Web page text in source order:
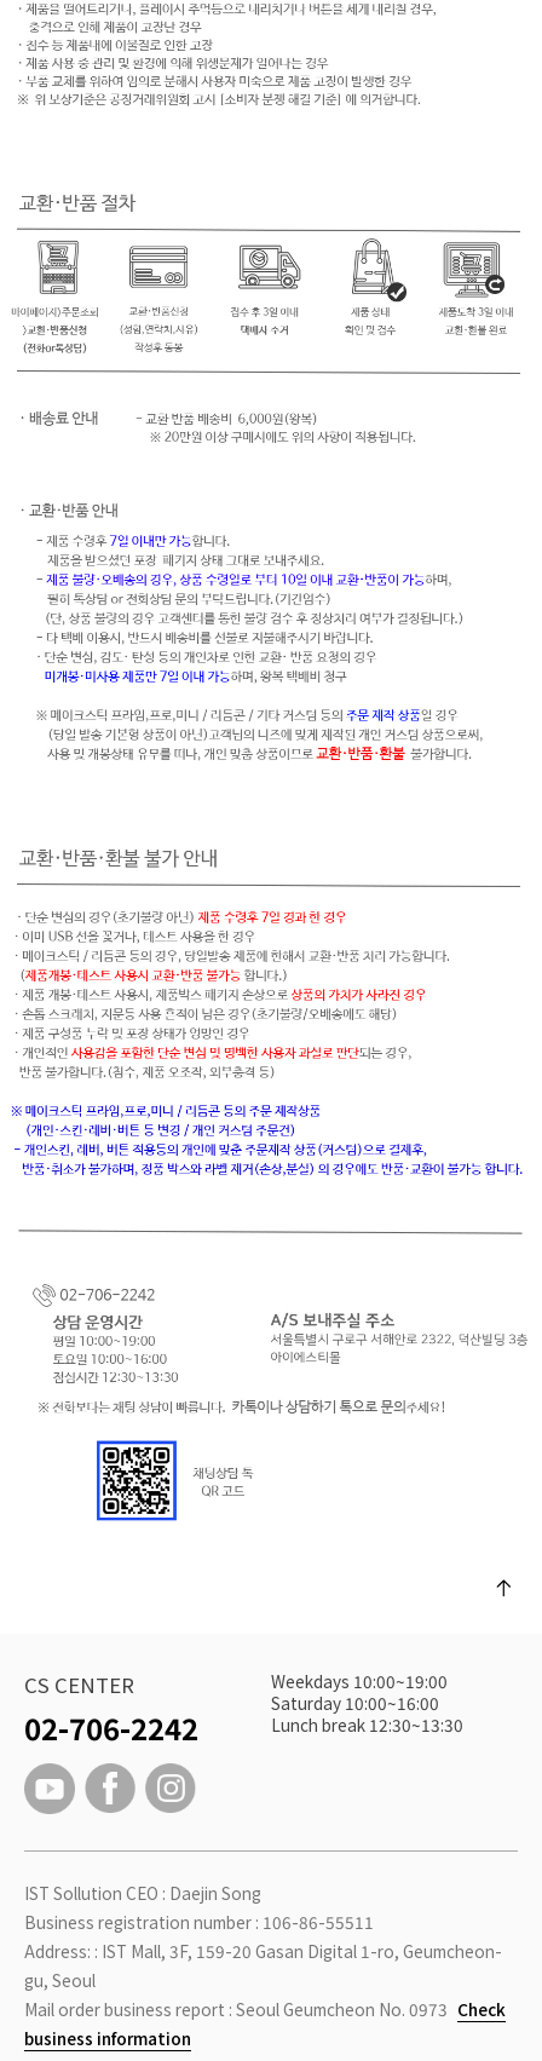
CS CENTER
02-706-2242
Weekdays 10:00~19:00
Saturday 10:00~16:00
Lunch break 12:30~13:30
IST Sollution CEO : Daejin Song
Business registration number : 106-86-55511
Address: : IST Mall, 3F, 159-20 Gasan Digital 1-ro, Geumcheon-
gu, Seoul
Mail order business report : Seoul Geumcheon No. 0973 Check
business information